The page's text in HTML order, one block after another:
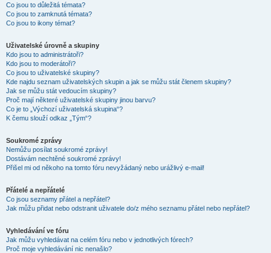
Co jsou to důležitá témata?
Co jsou to zamknutá témata?
Co jsou to ikony témat?
Uživatelské úrovně a skupiny
Kdo jsou to administrátoři?
Kdo jsou to moderátoři?
Co jsou to uživatelské skupiny?
Kde najdu seznam uživatelských skupin a jak se můžu stát členem skupiny?
Jak se můžu stát vedoucím skupiny?
Proč mají některé uživatelské skupiny jinou barvu?
Co je to „Výchozí uživatelská skupina“?
K čemu slouží odkaz „Tým“?
Soukromé zprávy
Nemůžu posílat soukromé zprávy!
Dostávám nechtěné soukromé zprávy!
Přišel mi od někoho na tomto fóru nevyžádaný nebo urážlivý e-mail!
Přátelé a nepřátelé
Co jsou seznamy přátel a nepřátel?
Jak můžu přidat nebo odstranit uživatele do/z mého seznamu přátel nebo nepřátel?
Vyhledávání ve fóru
Jak můžu vyhledávat na celém fóru nebo v jednotlivých fórech?
Proč moje vyhledávání nic nenašlo?